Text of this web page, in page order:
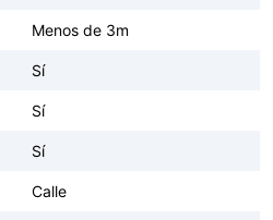
Menos de 3m
Sí
Sí
Sí
Calle